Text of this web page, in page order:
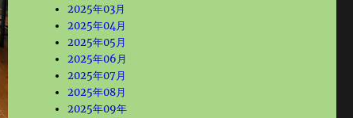
2025年03月
2025年04月
2025年05月
2025年06月
2025年07月
2025年08月
2025年09年